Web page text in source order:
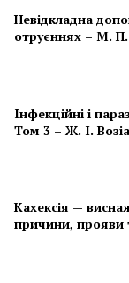
Невідкладна
отруєннях – М.
Інфекційні і
Том 3 – Ж. І.
Кахексія —
причини, прояви